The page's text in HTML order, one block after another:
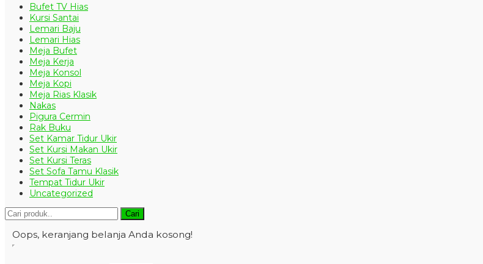
Bufet TV Hias
Kursi Santai
Lemari Baju
Lemari Hias
Meja Bufet
Meja Kerja
Meja Konsol
Meja Kopi
Meja Rias Klasik
Nakas
Pigura Cermin
Rak Buku
Set Kamar Tidur Ukir
Set Kursi Makan Ukir
Set Kursi Teras
Set Sofa Tamu Klasik
Tempat Tidur Ukir
Uncategorized
Cari
Oops, keranjang belanja Anda kosong!